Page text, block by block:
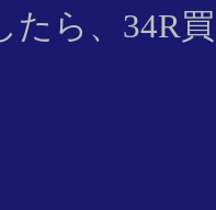
たら、34R